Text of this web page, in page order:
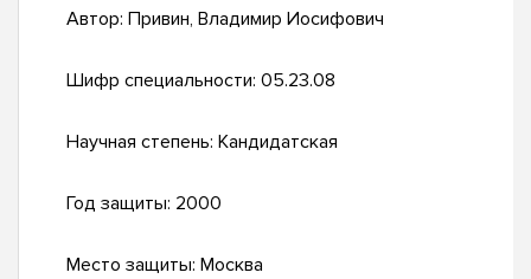
Автор: Привин, Владимир Иосифович
Шифр специальности: 05.23.08
Научная степень: Кандидатская
Год защиты: 2000
Место защиты: Москва